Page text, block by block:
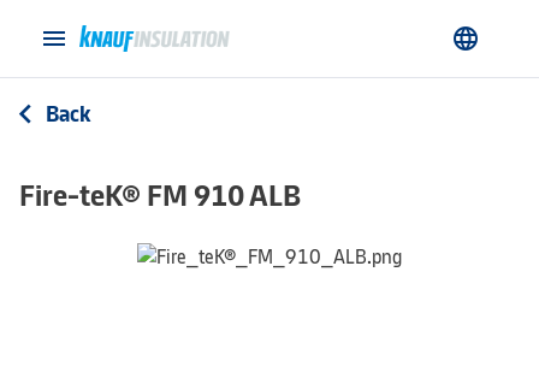
menu language
arrow_back_ios Back
Fire-teK® FM 910 ALB